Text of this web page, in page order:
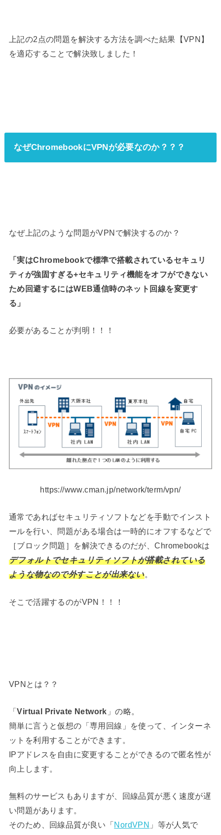
上記の2点の問題を解決する方法を調べた結果【VPN】
を適応することで解決致しました！
なぜChromebookにVPNが必要なのか？？？
なぜ上記のような問題がVPNで解決するのか？
「実はChromebookで標準で搭載されているセキュリ
ティが強固すぎる+セキュリティ機能をオフができない
ため回避するにはWEB通信時のネット回線を変更す
る」
必要があることが判明！！！
https://www.cman.jp/network/term/vpn/
通常であればセキュリティソフトなどを手動でインスト
ールを行い、問題がある場合は一時的にオフするなどで
［ブロック問題］を解決できるのだが、Chromebookは
デフォルトでセキュリティソフトが搭載されている
ような物なので外すことが出来ない。
そこで活躍するのがVPN！！！
VPNとは？？
「Virtual Private Network 」の略。
簡単に言うと仮想の「専用回線」を使って、インターネ
ットを利用することができます。
IPアドレスを自由に変更することができるので匿名性が
向上します。
無料のサービスもありますが、回線品質が悪く速度が遅
い問題があります。
そのため、回線品質が良い「NordVPN 」等が人気で